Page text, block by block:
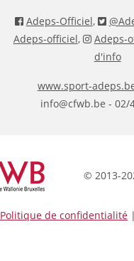
Adeps-Officiel,
Adeps-officiel, Adeps-
d'info
www.sport-
info@cfwb.be - 02/
© 2013-
Politique de confidentialité |